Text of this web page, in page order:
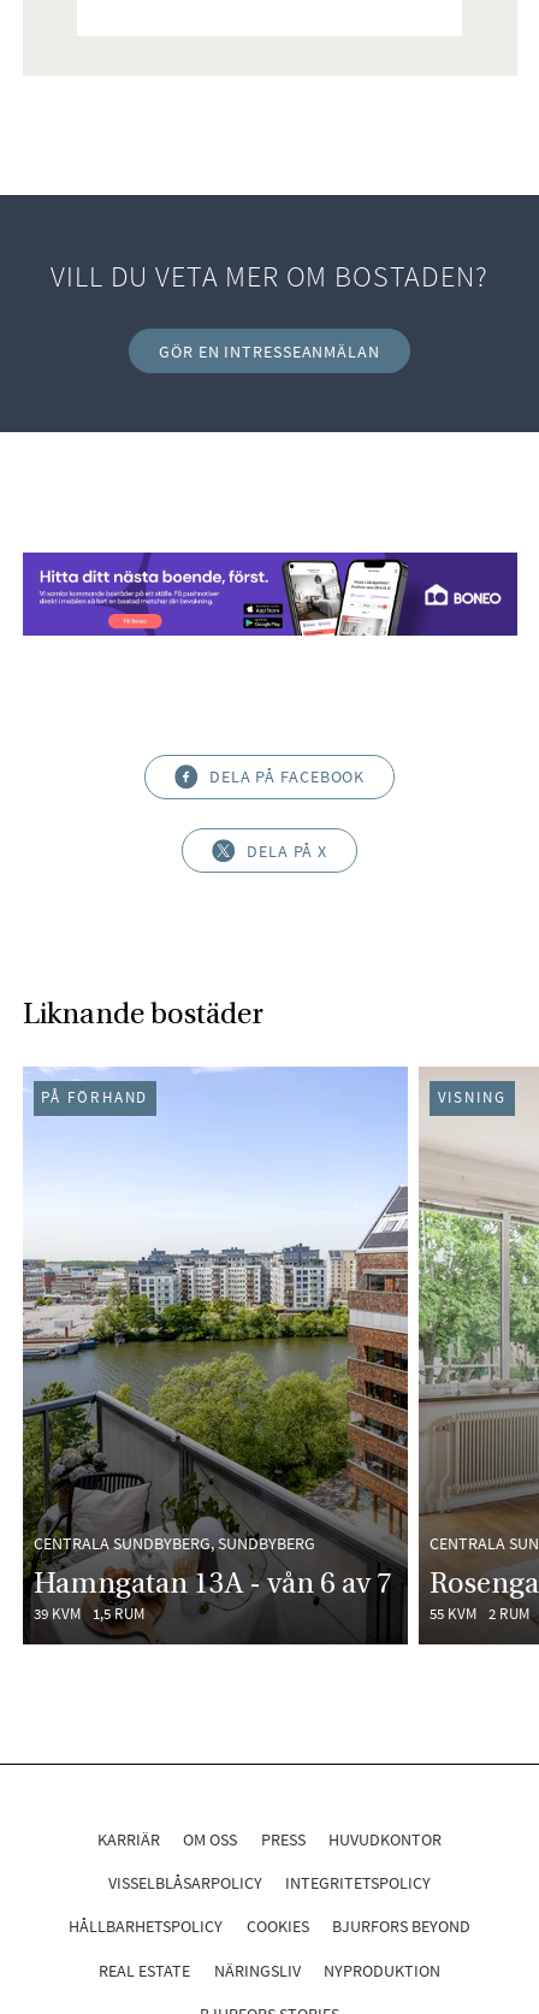
VILL DU VETA MER OM BOSTADEN?
GÖR EN INTRESSEANMÄLAN
DELA PÅ FACEBOOK
DELA PÅ X
Liknande bostäder
CENTRALA SUNDBYBERG, SUNDBYBERG
Hamngatan 13A - vån 6 av 7
39 KVM 1,5 RUM
PÅ FÖRHAND
CENTRALA
55 KVM 2 RUM
VISNING
KARRIÄR OM OSS PRESS HUVUDKONTOR
VISSELBLÅSARPOLICY INTEGRITETSPOLICY
HÅLLBARHETSPOLICY COOKIES BJURFORS BEYOND
REAL ESTATE NÄRINGSLIV NYPRODUKTION